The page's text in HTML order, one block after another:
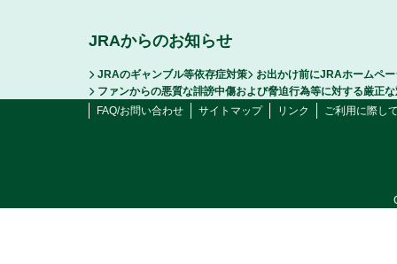
JRAからのお知らせ
JRAのギャンブル等依存症対策
お出かけ前にJRAホームペ
ファンからの悪質な誹謗中傷および脅迫行為等に対する厳正
FAQ/お問い合わせ
サイトマップ リンク ご利用に際し